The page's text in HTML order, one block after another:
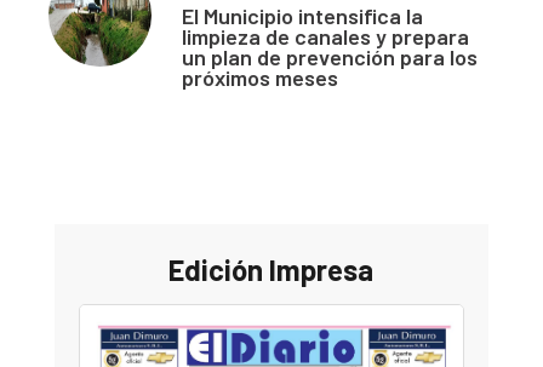
El Municipio intensifica la
limpieza de canales y prepara
un plan de prevención para los
próximos meses
Edición Impresa